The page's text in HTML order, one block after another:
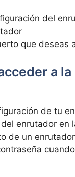
del
que deseas
a
de tu
enrutador en
de un